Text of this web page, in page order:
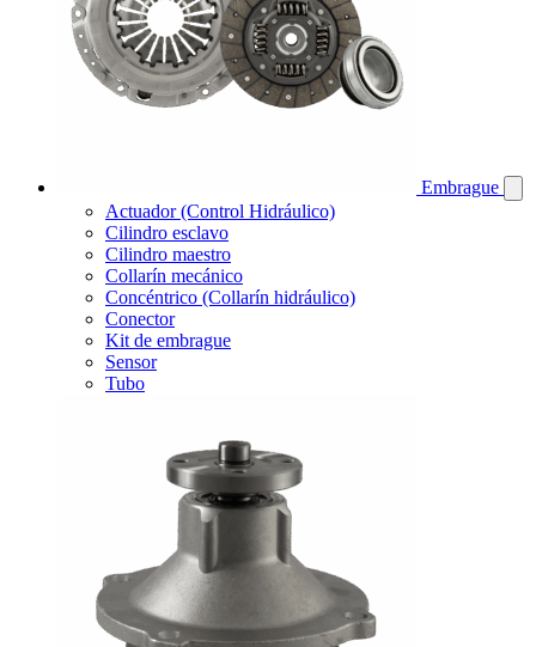
Embrague
Actuador (Control Hidráulico)
Cilindro esclavo
Cilindro maestro
Collarín mecánico
Concéntrico (Collarín hidráulico)
Conector
Kit de embrague
Sensor
Tubo